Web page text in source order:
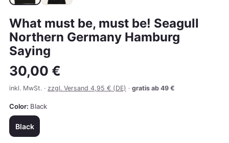
What must be, must be! Seagull
Northern Germany Hamburg
Saying
30,00 €
inkl. MwSt. · zzgl. Versand 4,95 € (DE) · gratis ab 49 €
Color: Black
Black